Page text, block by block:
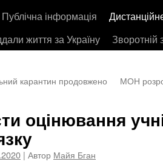
Публічна інформація
життя за Україну
Зворотній
карантин продовжено
МОН
оцінювання
| Автор Майя Бган